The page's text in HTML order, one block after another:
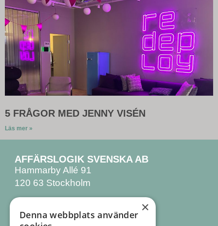
5 FRÅGOR MED JENNY VISÉN
Läs mer »
AFFÄRSLOGIK SVENSKA AB
Hammarby Allé 91
120 63 Stockholm
KONTAKTA OSS
08 555 770 00
×
Denna webbplats använder